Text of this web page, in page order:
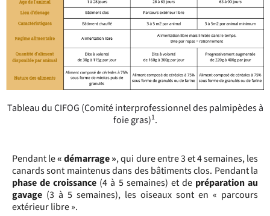
Tableau du CIFOG (Comité interprofessionnel des palmipèdes à
foie gras)1.
Pendant le« démarrage », qui dure entre 3 et 4 semaines, les
canards sont maintenus dans des bâtiments clos. Pendant la
phase de croissance (4 à 5 semaines) et de préparation au
gavage (3 à 5 semaines), les oiseaux sont en « parcours
extérieur libre ».